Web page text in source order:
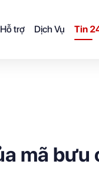
Hỗ trợ Dịch Vụ Tin
mã bưu